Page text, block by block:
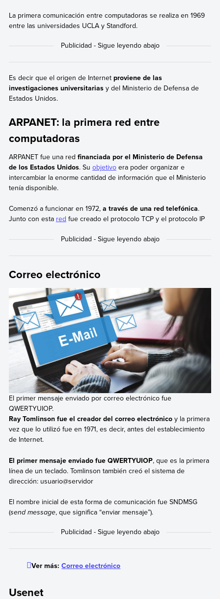
La primera comunicación entre computadoras se realiza en 1969
entre las universidades UCLA y Standford.
Es decir que el origen de Internet proviene de las
investigaciones universitariasy del Ministerio de Defensa de
Estados Unidos.
ARPANET: la primera red entre
computadoras
ARPANET fue una red financiada por el Ministerio de Defensa
de los Estados Unidos. Su objetivoera poder organizar e
intercambiar la enorme cantidad de información que el Ministerio
tenía disponible.
Comenzó a funcionar en 1972, a través de una red telefónica.
Junto con esta red fue creado el protocolo TCP y el protocolo IP
Correo electrónico
El primer mensaje enviado por correo electrónico fue
QWERTYUIOP.
Ray Tomlinson fue el creador del correo electrónicoy la primera
vez que lo utilizó fue en 1971, es decir, antes del establecimiento
de Internet.
El primer mensaje enviado fue QWERTYUIOP, que es la primera
línea de un teclado. Tomlinson también creó el sistema de
dirección: usuario@servidor
El nombre inicial de esta forma de comunicación fue SNDMSG
(send message, que significa “enviar mensaje”).
Ver más:Correo electrónico
Usenet